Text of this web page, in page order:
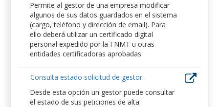
Permite al gestor de una empresa modificar
algunos de sus datos guardados en el sistema
(cargo, teléfono y dirección de email). Para
ello deberá utilizar un certificado digital
personal expedido por la FNMT u otras
entidades certificadoras aprobadas.
Consulta estado solicitud de gestor
Desde esta opción un gestor puede consultar
el estado de sus peticiones de alta.